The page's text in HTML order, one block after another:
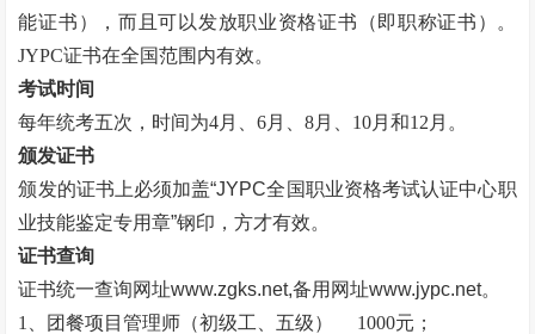
能证书），而且可以发放职业资格证书（即职称证书）。
JYPC证书在全国范围内有效。
考试时间
每年统考五次，时间为4月、6月、8月、10月和12月。
颁发证书
颁发的证书上必须加盖“JYPC全国职业资格考试认证中心职
业技能鉴定专用章”钢印，方才有效。
证书查询
证书统一查询网址www.zgks.net,备用网址www.jypc.net。
1、团餐项目管理师（初级工、五级）
1000元；